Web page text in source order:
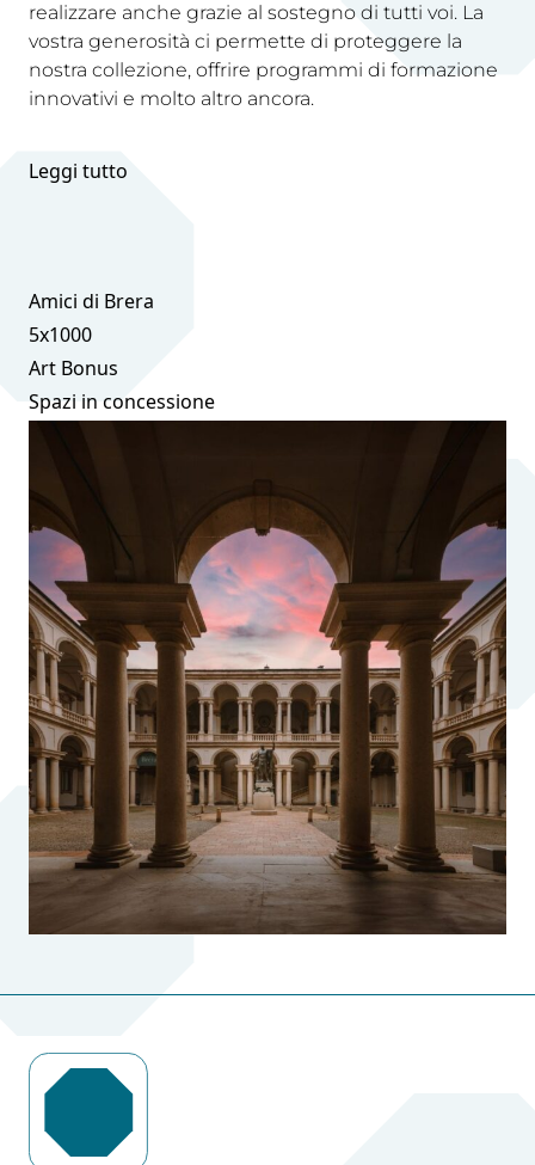
realizzare anche grazie al sostegno di tutti voi. La
vostra generosità ci permette di proteggere la
nostra collezione, offrire programmi di formazione
innovativi e molto altro ancora.
Leggi tutto
Amici di Brera
5x1000
Art Bonus
Spazi in concessione